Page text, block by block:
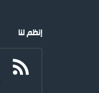
إنظم لنا